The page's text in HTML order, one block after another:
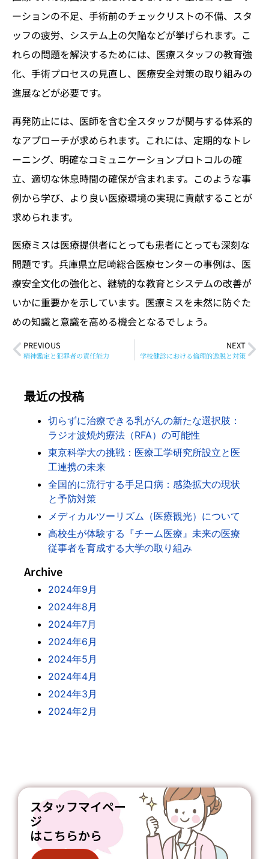
ーションの不足、手術前のチェックリストの不備、スタ
ッフの疲労、システム上の欠陥などが挙げられます。こ
れらの問題を解決するためには、医療スタッフの教育強
化、手術プロセスの見直し、医療安全対策の取り組みの
進展などが必要です。
再発防止には、医師を含む全スタッフが関与する体系的
なアプローチが求められます。これには、定期的なトレ
ーニング、明確なコミュニケーションプロトコルの確
立、適切な休息時間の確保が含まれます。このような事
例から学び、より良い医療環境の実現に貢献することが
求められます。
医療ミスは医療提供者にとっても患者にとっても深刻な
問題です。兵庫県立尼崎総合医療センターの事例は、医
療安全文化の強化と、継続的な教育とシステムの改善が
いかに重要かを示しています。医療ミスを未然に防ぐた
めの知識と意識を高める機会となるでしょう。
PREVIOUS
精神鑑定と犯罪者の責任能力
NEXT
学校健診における倫理的逸脱と対策
最近の投稿
切らずに治療できる乳がんの新たな選択肢：
ラジオ波焼灼療法（RFA）の可能性
東京科学大の挑戦：医療工学研究所設立と医
工連携の未来
全国的に流行する手足口病：感染拡大の現状
と予防対策
メディカルツーリズム（医療観光）について
高校生が体験する『チーム医療』未来の医療
従事者を育成する大学の取り組み
Archive
2024年9月
2024年8月
2024年7月
2024年6月
2024年5月
2024年4月
2024年3月
2024年2月
スタッフマイペー
ジ
はこちらから